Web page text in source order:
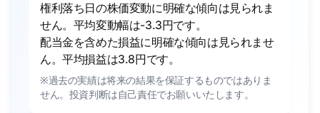
権利落ち日の株価変動に明確な傾向は見られま
せん。平均変動幅は-3.3円です。
配当金を含めた損益に明確な傾向は見られませ
ん。平均損益は3.8円です。
※過去の実績は将来の結果を保証するものではありま
せん。投資判断は自己責任でお願いいたします。